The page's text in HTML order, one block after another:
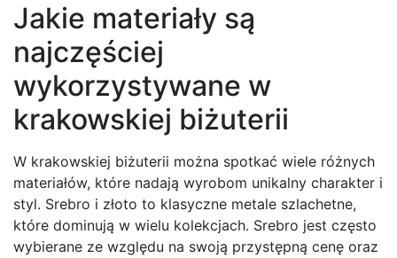
Jakie materiały są
najczęściej
wykorzystywane w
krakowskiej biżuterii
W krakowskiej biżuterii można spotkać wiele różnych
materiałów, które nadają wyrobom unikalny charakter i
styl. Srebro i złoto to klasyczne metale szlachetne,
które dominują w wielu kolekcjach. Srebro jest często
wybierane ze względu na swoją przystępną cenę oraz